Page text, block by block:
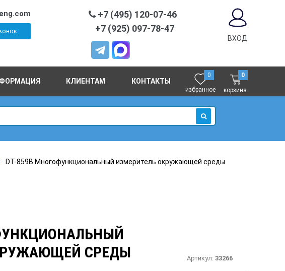
+7 (495) 120-07-46
+7 (925) 097-78-47
ВХОД
КЛИЕНТАМ КОНТАКТЫ
0
избранное
0
корзина
ИСКАТЬ
DT-859B Многофункциональный измеритель окружающей среды
СРЕДЫ
Артикул:33266